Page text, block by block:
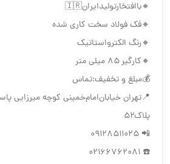
🔸باافتخارتولیدایران🇮🇷
🔸فک فولاد سخت کاری شده
🔸رنگ الکترواستاتیک
🔸کارگیر ۸۵ میلی متر
💰مبلغ و تخفیف:تماس
📍تهران ‌خیابان‌امام‌خمینی‌ کوچه میرزایی
پلاک۵۲
📲 09128511025
☎️ 02166762081